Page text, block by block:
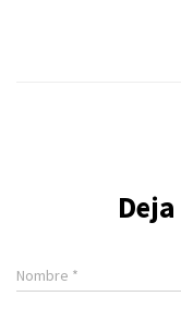
Nombre *